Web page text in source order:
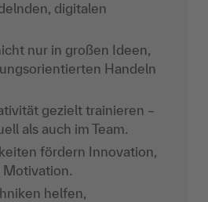
digitalen
nur in großen Ideen,
Handeln
gezielt trainieren –
als auch im Team.
fördern Innovation,
Motivation.
helfen,